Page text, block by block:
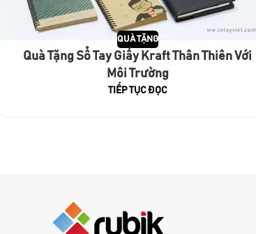
QUÀ TẶNG
Quà Tặng Sổ Tay Giấy Kraft Thân Thiên Với
Môi Trường
TIẾP TỤC ĐỌC